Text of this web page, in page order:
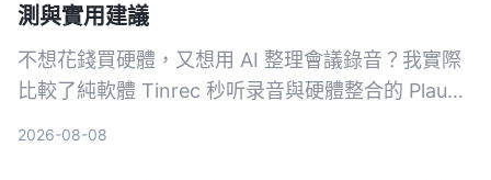
測與實用建議
不想花錢買硬體，又想用 AI 整理會議錄音？我實際
比較了純軟體 Tinrec 秒听录音與硬體整合的 Plaud
2026-08-08